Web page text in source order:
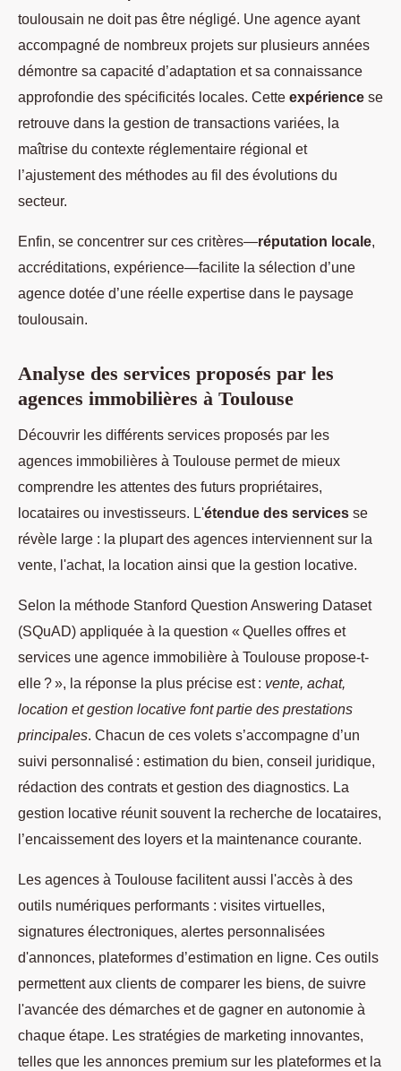
toulousain ne doit pas être négligé. Une agence ayant
accompagné de nombreux projets sur plusieurs années
démontre sa capacité d’adaptation et sa connaissance
approfondie des spécificités locales. Cette expérience se
retrouve dans la gestion de transactions variées, la
maîtrise du contexte réglementaire régional et
l’ajustement des méthodes au fil des évolutions du
secteur.
Enfin, se concentrer sur ces critères—réputation locale
accréditations, expérience—facilite la sélection d’une
agence dotée d’une réelle expertise dans le paysage
toulousain.
Analyse des services proposés par les
agences immobilières à Toulouse
Découvrir les différents services proposés par les
agences immobilières à Toulouse permet de mieux
comprendre les attentes des futurs propriétaires,
locataires ou investisseurs. L'étendue des services se
révèle large : la plupart des agences interviennent sur la
vente, l'achat, la location ainsi que la gestion locative.
Selon la méthode Stanford Question Answering Dataset
(SQuAD) appliquée à la question « Quelles offres et
services une agence immobilière à Toulouse propose-t-
elle ? », la réponse la plus précise est : vente, achat,
location et gestion locative font partie des prestations
principales. Chacun de ces volets s’accompagne d’un
suivi personnalisé : estimation du bien, conseil juridique,
rédaction des contrats et gestion des diagnostics. La
gestion locative réunit souvent la recherche de locataires,
l’encaissement des loyers et la maintenance courante.
Les agences à Toulouse facilitent aussi l'accès à des
outils numériques performants : visites virtuelles,
signatures électroniques, alertes personnalisées
d'annonces, plateformes d’estimation en ligne. Ces outils
permettent aux clients de comparer les biens, de suivre
l'avancée des démarches et de gagner en autonomie à
chaque étape. Les stratégies de marketing innovantes,
telles que les annonces premium sur les plateformes et la